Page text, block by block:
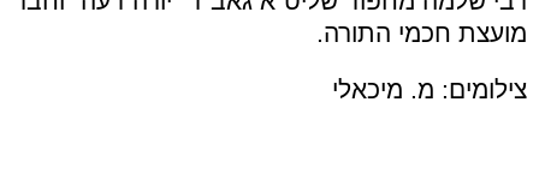
מועצת חכמי התורה.
צילומים: מ. מיכאלי